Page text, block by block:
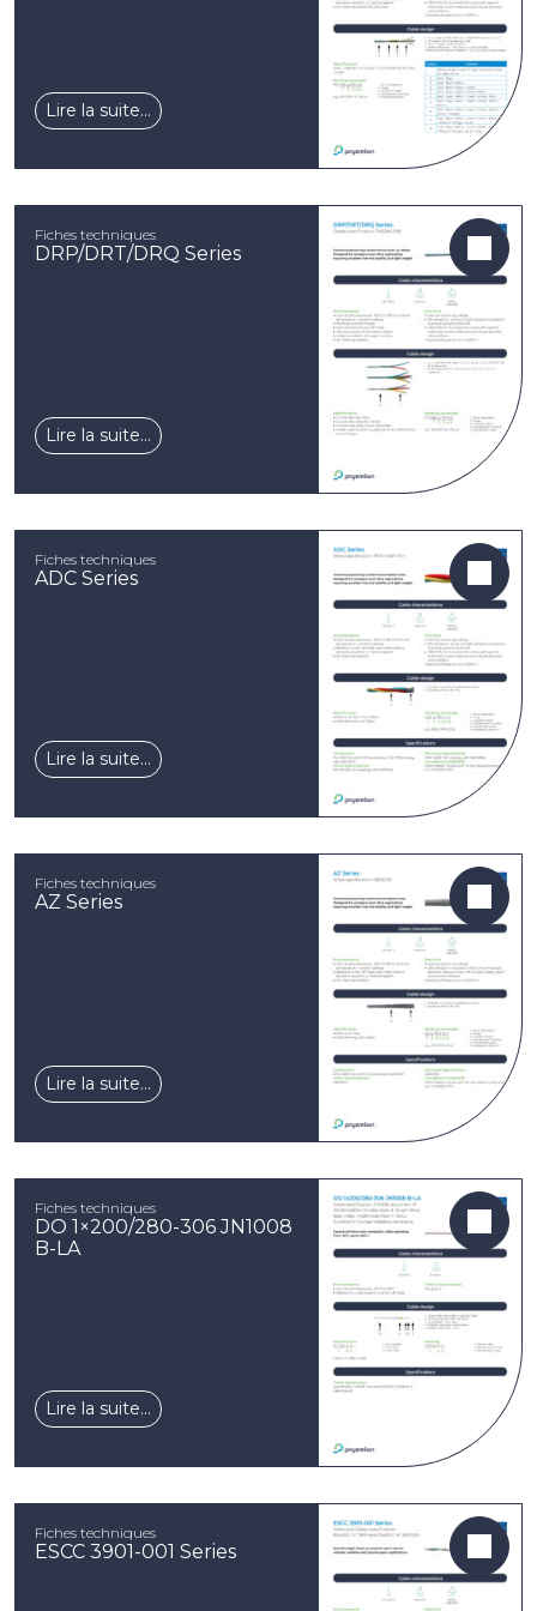
Lire la suite…
Fiches techniques
DRP/DRT/DRQ Series
Lire la suite…
Fiches techniques
ADC Series
Lire la suite…
Fiches techniques
AZ Series
Lire la suite…
Fiches techniques
DO 1×200/280-306 JN1008
B-LA
Lire la suite…
Fiches techniques
ESCC 3901-001 Series